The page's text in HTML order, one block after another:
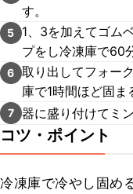
す。
5
1、3を加えてゴム
プをし冷凍庫で60
6 取り出してフォー
庫で1時間ほど固ま
7 器に盛り付けてミ
コツ・ポイント
冷凍庫で冷やし固め